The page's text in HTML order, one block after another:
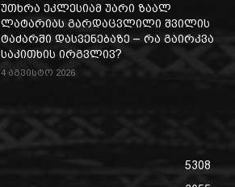
უთხრა ეკლესიამ უარი ზაალ
ლატარიას გარდაცვლილი შვილის
ტაძარში დასვენებაზე – რა გაირკვა
საკითხის ირგვლივ?
4 აგვისტო 2026
5308